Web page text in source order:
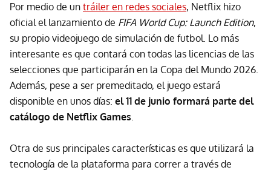
Por medio de un tráiler en redes sociales, Netflix hizo
oficial el lanzamiento de FIFA World Cup: Launch Edition,
su propio videojuego de simulación de futbol. Lo más
interesante es que contará con todas las licencias de las
selecciones que participarán en la Copa del Mundo 2026.
Además, pese a ser premeditado, el juego estará
disponible en unos días: el 11 de junio formará parte del
catálogo de Netflix Games.
Otra de sus principales características es que utilizará la
tecnología de la plataforma para correr a través de